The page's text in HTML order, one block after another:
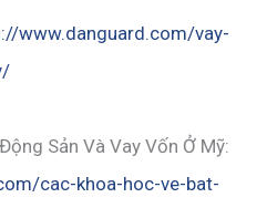
www.danguard.com/vay-
Sản Và Vay Vốn Ở Mỹ:
cac-khoa-hoc-ve-bat-